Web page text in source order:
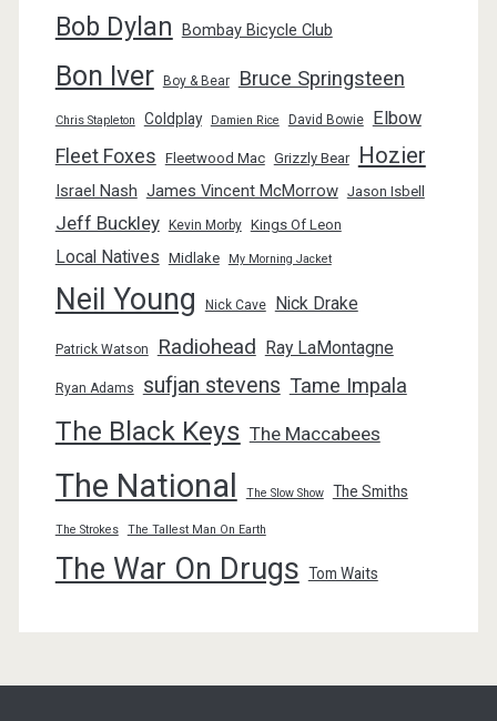
Bob Dylan Bombay Bicycle Club
Bon Iver Boy & Bear Bruce Springsteen
Chris Stapleton Coldplay Damien Rice David Bowie Elbow
Fleet Foxes Fleetwood Mac Grizzly Bear Hozier
Israel Nash James Vincent McMorrow Jason Isbell
Jeff Buckley Kevin Morby Kings Of Leon
Local Natives Midlake My Morning Jacket
Neil Young Nick Cave Nick Drake
Patrick Watson Radiohead Ray LaMontagne
Ryan Adams sufjan stevens Tame Impala
The Black Keys The Maccabees
The National The Slow Show The Smiths
The Strokes The Tallest Man On Earth
The War On Drugs Tom Waits